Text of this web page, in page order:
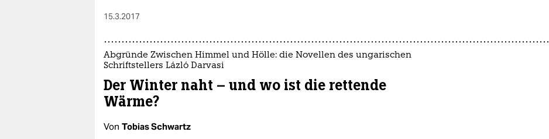
15.3.2017
Abgründe Zwischen Himmel und Hölle: die Novellen des ungarischen
Schriftstellers Lázló Darvasi
Der Winter naht – und wo ist die rettende
Wärme?
Von Tobias Schwartz